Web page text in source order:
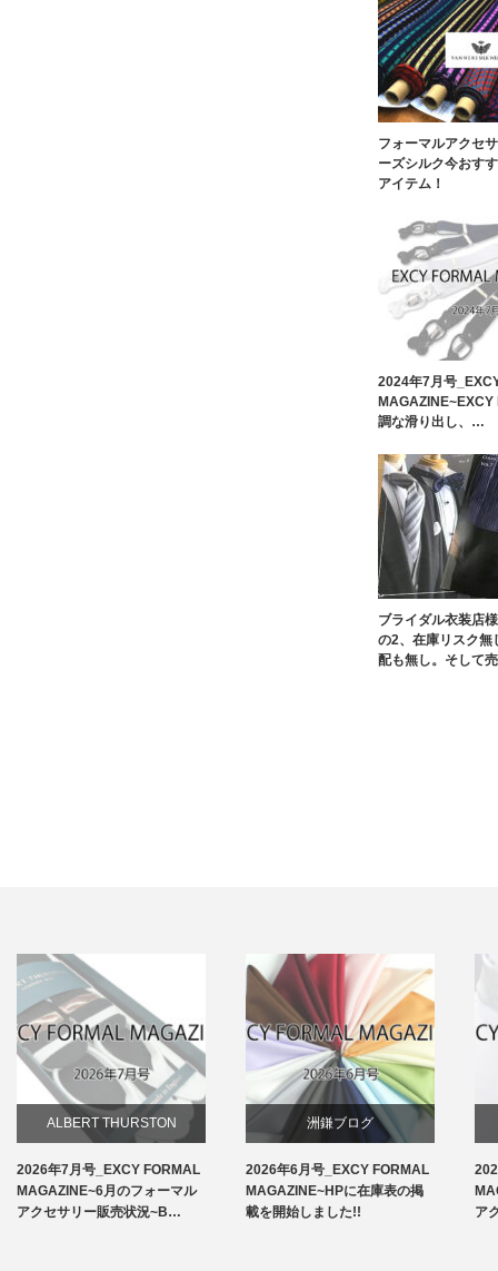
フォーマルアクセ
ーズシルク今おす
アイテム！
2024年7月号
調な滑り出し、…
ブライダル衣装店
の2、在庫リスク無
配も無し。そして
ALBERT THURSTON
お知らせ
2026年7月号_EXCY FORMAL
MAGAZINE~6月のフォーマル
アクセサリー販売状況~B…
洲鎌ブログ
2026年6月号_EXCY FORMAL
MAGAZINE~HPに在庫表の掲
載を開始しました!!
ア